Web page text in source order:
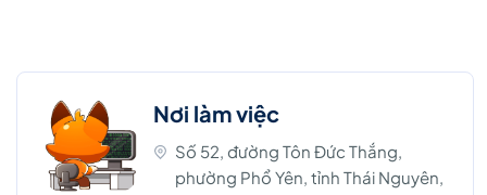
Nơi làm việc
Số 52, đường Tôn Đức Thắng,
phường Phổ Yên, tỉnh Thái Nguyên,